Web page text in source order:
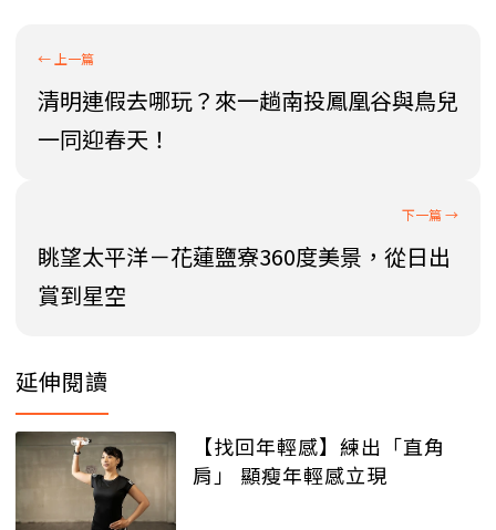
清明連假去哪玩？來一趟南投鳳凰谷與鳥兒
一同迎春天！
眺望太平洋－花蓮鹽寮360度美景，從日出
賞到星空
延伸閱讀
【找回年輕感】練出「直角
肩」 顯瘦年輕感立現